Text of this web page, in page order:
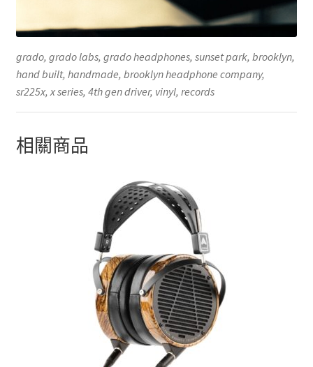
grado, grado labs, grado headphones, sunset park, brooklyn,
hand built, handmade, brooklyn headphone company,
sr225x, x series, 4th gen driver, vinyl, records
相關商品